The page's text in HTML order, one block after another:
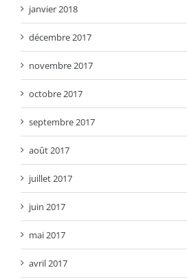
janvier 2018
décembre 2017
novembre 2017
octobre 2017
septembre 2017
août 2017
juillet 2017
juin 2017
mai 2017
avril 2017